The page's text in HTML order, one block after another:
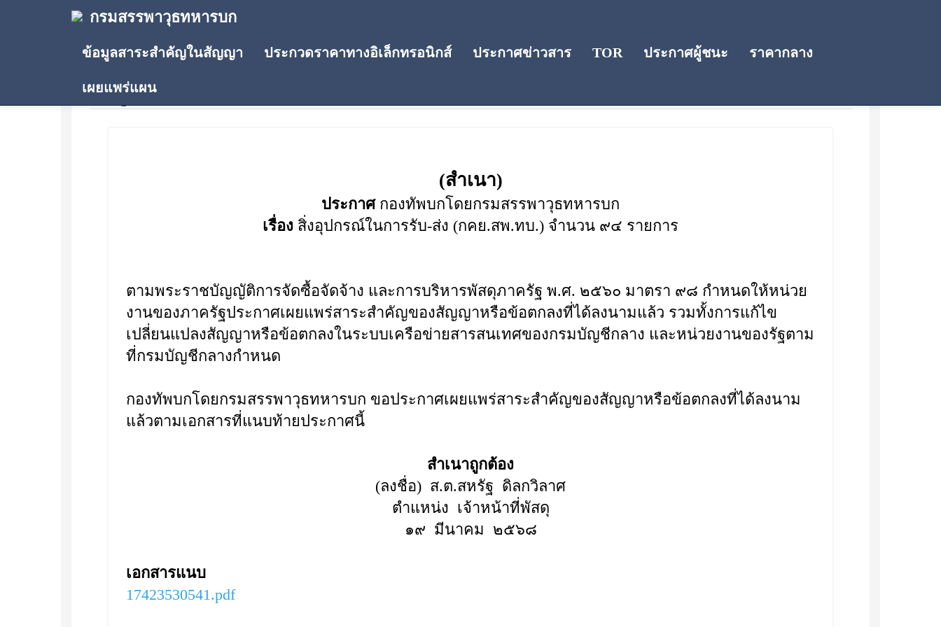
กรมสรรพาวุธทหารบก
ข้อมูลสาระสำคัญในสัญญา ประกวดราคาทางอิเล็กทรอนิกส์ ประกาศข่าวสาร TOR ประกาศผู้ชนะ ราคากลาง
เผยแพร่แผน
ข้อมูลสาระสำคัญในสัญญา
(สำเนา)
ประกาศกองทัพบกโดยกรมสรรพาวุธทหารบก
เรื่อง สิ่งอุปกรณ์ในการรับ-ส่ง (กคย.สพ.ทบ.) จำนวน ๙๔ รายการ
ตามพระราชบัญญัติการจัดซื้อจัดจ้าง และการบริหารพัสดุภาครัฐ พ.ศ. ๒๕๖๐ มาตรา ๙๘ กำหนดให้หน่วย
งานของภาครัฐประกาศเผยแพร่สาระสำคัญของสัญญาหรือข้อตกลงที่ได้ลงนามแล้ว รวมทั้งการแก้ไข
เปลี่ยนแปลงสัญญาหรือข้อตกลงในระบบเครือข่ายสารสนเทศของกรมบัญชีกลาง และหน่วยงานของรัฐตาม
ที่กรมบัญชีกลางกำหนด
กองทัพบกโดยกรมสรรพาวุธทหารบก ขอประกาศเผยแพร่สาระสำคัญของสัญญาหรือข้อตกลงที่ได้ลงนาม
แล้วตามเอกสารที่แนบท้ายประกาศนี้
สำเนาถูกต้อง
(ลงชื่อ) ส.ต.สหรัฐ ดิลกวิลาศ
ตำแหน่ง เจ้าหน้าที่พัสดุ
๑๙ มีนาคม ๒๕๖๘
เอกสารแนบ
17423530541.pdf